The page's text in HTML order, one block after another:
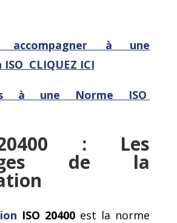
accompagner à une
CLIQUEZ ICI
à une Norme ISO
: Les
de la
ISO 20400 est la norme